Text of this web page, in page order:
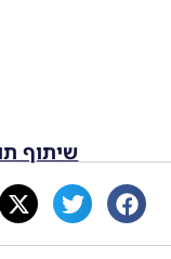
שיתוף